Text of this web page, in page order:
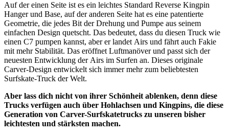
Auf der einen Seite ist es ein leichtes Standard Reverse Kingpin
Hanger und Base, auf der anderen Seite hat es eine patentierte
Geometrie, die jedes Bit der Drehung und Pumpe aus seinem
einfachen Design quetscht. Das bedeutet, dass du diesen Truck wie
einen C7 pumpen kannst, aber er landet Airs und fährt auch Fakie
mit mehr Stabilität. Das eröffnet Luftmanöver und passt sich der
neuesten Entwicklung der Airs im Surfen an. Dieses originale
Carver-Design entwickelt sich immer mehr zum beliebtesten
Surfskate-Truck der Welt.
Aber lass dich nicht von ihrer Schönheit ablenken, denn diese
Trucks verfügen auch über Hohlachsen und Kingpins, die diese
Generation von Carver-Surfskatetrucks zu unseren bisher
leichtesten und stärksten machen.